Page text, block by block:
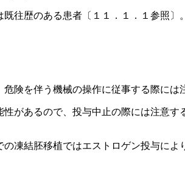
往歴のある患者〔１１．１．１参照〕。
を伴う機械の操作に従事する際には
あるので、投与中止の際には注意す
凍結胚移植ではエストロゲン投与に